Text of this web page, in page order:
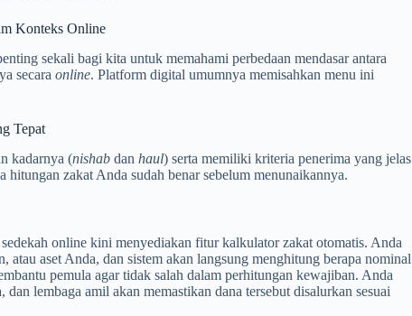
Konteks Online
sekali bagi kita untuk memahami perbedaan mendasar antara
secara online. Platform digital umumnya memisahkan menu ini
Tepat
kadarnya (nishab dan haul) serta memiliki kriteria penerima yang jelas
hitungan zakat Anda sudah benar sebelum menunaikannya.
online kini menyediakan fitur kalkulator zakat otomatis. Anda
atau aset Anda, dan sistem akan langsung menghitung berapa nominal
pemula agar tidak salah dalam perhitungan kewajiban. Anda
lembaga amil akan memastikan dana tersebut disalurkan sesuai